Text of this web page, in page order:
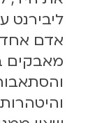
ליבירנט
אדם אחד
מאבקים